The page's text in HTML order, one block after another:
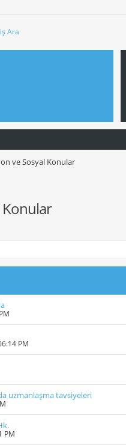
Ara
ve Sosyal Konular
Konular
PM
uzmanlaşma tavsiyeleri
PM